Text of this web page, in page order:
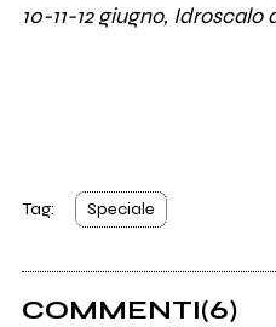
10-11-12 giugno, Idroscalo
Tag: Speciale
COMMENTI(6)